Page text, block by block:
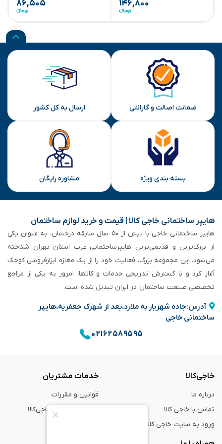
۱۴۶,۸۰۰ ۸۶,۵۰۵
ضمانت اصالت و گارانتی ارسال به کل کشور
بسته بندی ویژه مشاوره رایگان
هایپر ساختمانی خاجی‌ کالا | قیمت و خرید لوازم ساختمان
هایپر ساختمانی خاجی‌ با بیش از ۵۰ سال سابقه‌ درخشان، به عنوان یکی
از بزرگ‌ترین و قدیمی‌ترین هایپرساختمانی‌ غرب استان تهران شناخته
می‌شود. این مجموعه بزرگ، فعالیت خود را از یک مغازه ابزارفروشی کوچک
آغاز کرد و با گسترش تدریجی خدمات و کالاها، امروز به یکی از مراجع
تخصصی صنعت ساختمان در ایران تبدیل شده است.
آدرس:جاده شهریار به ملارد،بعد از شهرک جعفریه،هایپر
ساختمانی خاجی
۰۲۱۶۲۵۸۹۵۹۵
خاجی‌کالا
درباره ما
تماس با خاجی کالا
ورود به سایت خاجی‌ کالا
خدمات مشتریان
قوانین و مقررات
راهنمای خرید از خاجی‌کالا